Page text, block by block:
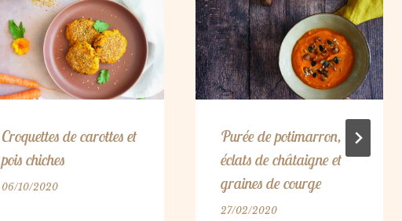
Croquettes de carottes et
pois chiches
06/10/2020
Purée de potimarron,
éclats de châtaigne et
graines de courge
27/02/2020